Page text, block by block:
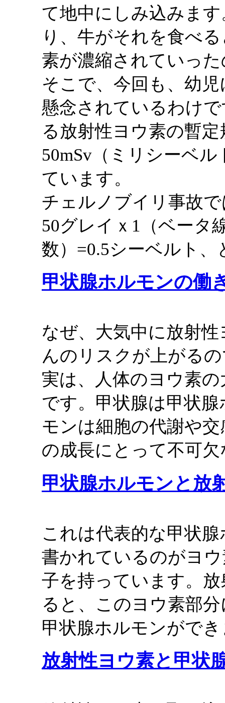
て地中にしみ込みま
り、牛がそれを食べ
素が濃縮されていっ
そこで、今回も、幼
懸念されているわけ
る放射性ヨウ素の暫
50mSv（ミリシーベ
ています。
チェルノブイリ事故
50グレイｘ1（ベータ
数）=0.5シーベルト、
甲状腺ホルモンの働
なぜ、大気中に放射
んのリスクが上がる
実は、人体のヨウ素
です。甲状腺は甲状
モンは細胞の代謝や
の成長にとって不可
甲状腺ホルモンと放
これは代表的な甲状
書かれているのがヨ
子を持っています。
ると、このヨウ素部
甲状腺ホルモンがで
放射性ヨウ素と甲状